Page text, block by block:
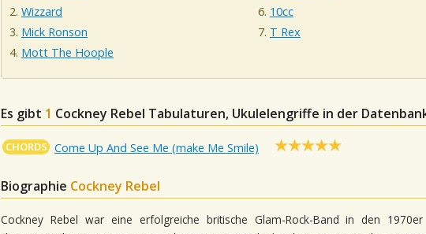
Wizzard
Mick Ronson
Mott The Hoople
10cc
T Rex
Es gibt 1 Cockney Rebel Tabulaturen, Ukulelengriffe in der
CHORDS Come Up And See Me (make Me Smile)
Biographie Cockney Rebel
Cockney Rebel war eine erfolgreiche britische Glam-Rock-Band in den